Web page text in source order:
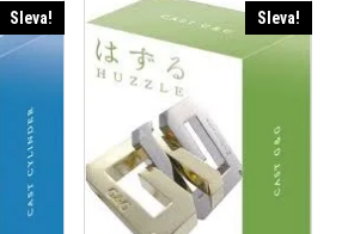
Sleva! Sleva!